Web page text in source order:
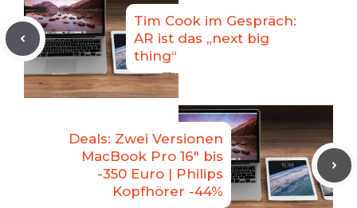
Tim Cook im Gespräch:
AR ist das „next big
thing“
Deals: Zwei Versionen
MacBook Pro 16″ bis
-350 Euro | Philips
Kopfhörer -44%